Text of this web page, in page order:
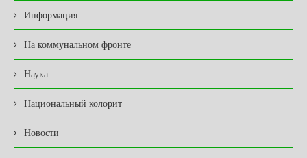
Информация
На коммунальном фронте
Наука
Национальный колорит
Новости